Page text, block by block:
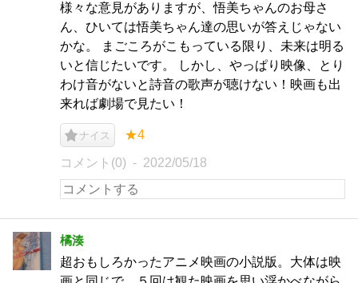
様々な意見がありますが、悟美ちゃんのお母さ
ん、ひいては悟美ちゃん達の思いが答えじゃない
かな。 まごころがこもっている限り、未来は明る
いと信じたいです。 しかし、やっぱり映像、とり
わけ音がないと詩音の歌声が聴けない！映画も出
来れば劇場で見たい！
ナイス ★4
コメント(0) 2022/05/18
橘湊
超おもしろかったアニメ映画の小説版。大体は映